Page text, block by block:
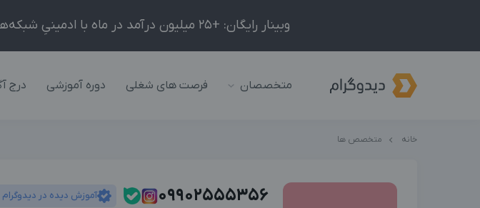
وبینار رایگان: +25 میلیون درآمد در ماه با ادمینیِ شبکه‌های اجتماعی داخلی و خارجی!
متخصصان فرصت های شغلی دوره آموزشی درج
خانه متخصص ها
09902555356 آموزش دیده در دیدوگرام